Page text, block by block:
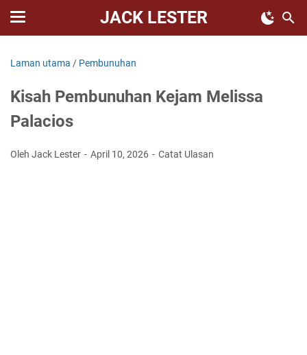
JACK LESTER
Laman utama / Pembunuhan
Kisah Pembunuhan Kejam Melissa
Palacios
Oleh Jack Lester April 10, 2026 Catat Ulasan